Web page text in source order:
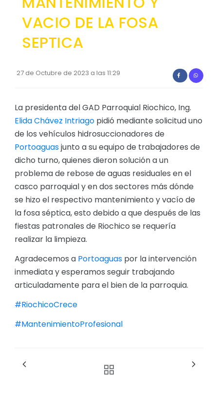
GESTIÓN ADMINISTRATIVA
Plan de desarrollo y Ordenamiento Territorial -
Convenios Institucionales
PRESUPUESTO: EJECUCIÓN Y REPORTES
Procesos de contratación
Ejecución Presupuestaria
Obras y proyectos
VACIO DE LA FOSA
SEPTICA
27 de Octubre de 2023 a las 11:29
La presidenta del GAD Parroquial Riochico, Ing.
Elida Chávez Intriago pidió mediante solicitud uno
de los vehículos hidrosuccionadores de
Portoaguasjunto a su equipo de trabajadores de
dicho turno, quienes dieron solución a un
problema de rebose de aguas residuales en el
casco parroquial y en dos sectores más dónde
se hizo el respectivo mantenimiento y vacío de
la fosa séptica, esto debido a que después de las
fiestas patronales de Riochico se requería
realizar la limpieza.
Agradecemos a Portoaguas por la intervención
inmediata y esperamos seguir trabajando
articuladamente para el bien de la parroquia.
#RiochicoCrece
#MantenimientoProfesional